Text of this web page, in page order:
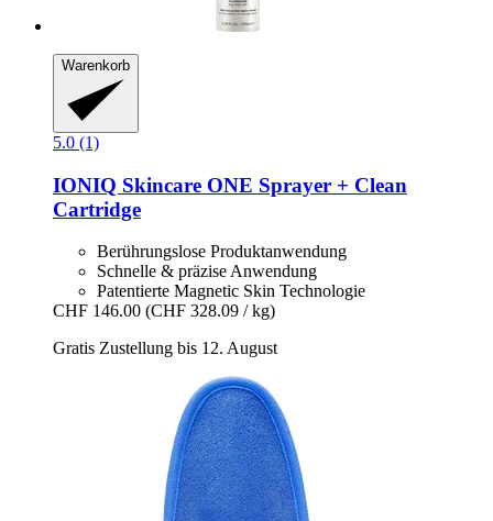
Warenkorb
5.0 (1)
IONIQ Skincare ONE Sprayer + Clean
Cartridge
Berührungslose Produktanwendung
Schnelle & präzise Anwendung
Patentierte Magnetic Skin Technologie
CHF 146.00 (CHF 328.09 / kg)
Gratis Zustellung bis 12. August